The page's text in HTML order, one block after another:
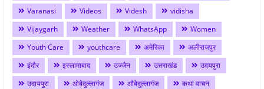
Varanasi
Videos Videsh
vidisha
Vijaygarh
Weather WhatsApp
Women
Youth Care
youthcare अमेरिका
अलीराजपुर
इंदौर
इस्लामाबाद उज्जैन उत्तराखंड
उदयपुरा
उदायपुरा
ओबेदुल्लागंज औबेदुल्लागंज
कथा वाचन